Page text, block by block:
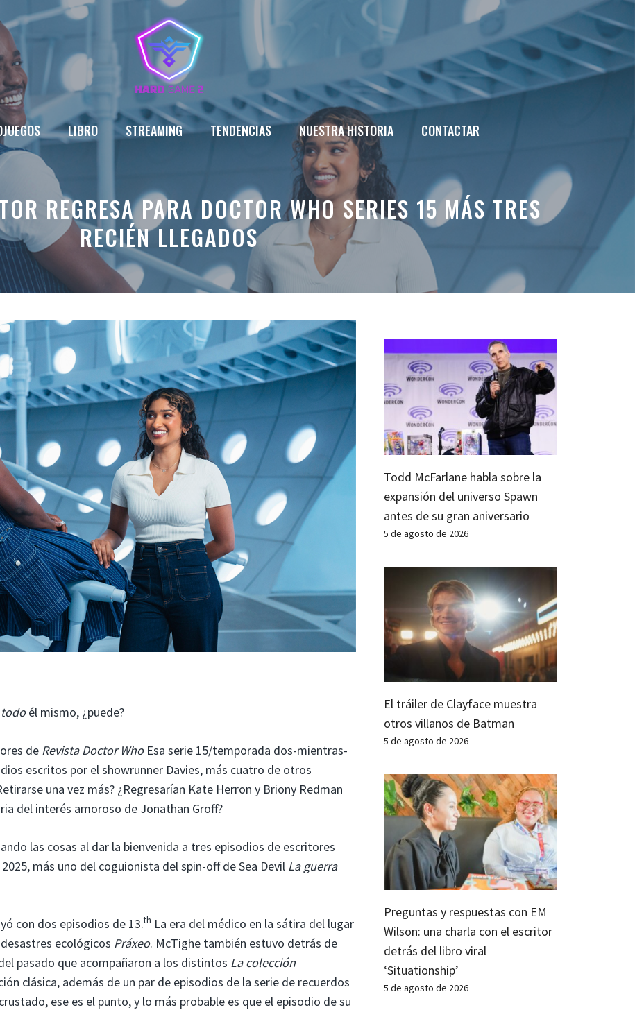
LIBRO STREAMING TENDENCIAS NUESTRA HISTORIA CONTACTAR
REGRESA PARA DOCTOR WHO SERIES 15 MÁS TRES
RECIÉN LLEGADOS
todoél mismo, ¿puede?
de Revista Doctor WhoEsa serie 15/temporada dos-mientras-
escritos por el showrunner Davies, más cuatro de otros
una vez más? ¿Regresarían Kate Herron y Briony Redman
del interés amoroso de Jonathan Groff?
las cosas al dar la bienvenida a tres episodios de escritores
más uno del coguionista del spin-off de Sea Devil La guerra
con dos episodios de 13.th La era del médico en la sátira del lugar
ecológicos Práxeo. McTighe también estuvo detrás de
pasado que acompañaron a los distintos La colección
clásica, además de un par de episodios de la serie de recuerdos
ese es el punto, y lo más probable es que el episodio de su
Todd McFarlane habla sobre la
expansión del universo Spawn
antes de su gran aniversario
5 de agosto de 2026
El tráiler de Clayface muestra
otros villanos de Batman
5 de agosto de 2026
Preguntas y respuestas con EM
Wilson: una charla con el escritor
detrás del libro viral
‘Situationship’
5 de agosto de 2026